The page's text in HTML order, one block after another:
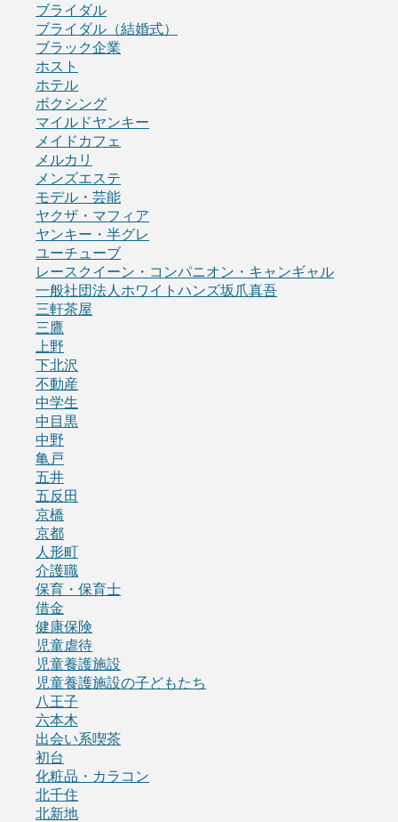
ブライダル
ブライダル（結婚式）
ブラック企業
ホスト
ホテル
ボクシング
マイルドヤンキー
メイドカフェ
メルカリ
メンズエステ
モデル・芸能
ヤクザ・マフィア
ヤンキー・半グレ
ユーチューブ
レースクイーン・コンパニオン・キャンギャル
一般社団法人ホワイトハンズ坂爪真吾
三軒茶屋
三鷹
上野
下北沢
不動産
中学生
中目黒
中野
亀戸
五井
五反田
京橋
京都
人形町
介護職
保育・保育士
借金
健康保険
児童虐待
児童養護施設
児童養護施設の子どもたち
八王子
六本木
出会い系喫茶
初台
化粧品・カラコン
北千住
北新地